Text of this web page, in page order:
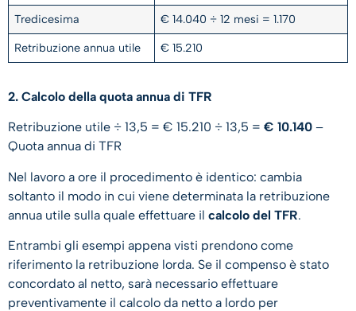
Tredicesima
€ 14.040 ÷ 12 mesi = 1.170
Retribuzione annua utile
€ 15.210
2. Calcolo della quota annua di TFR
Retribuzione utile ÷ 13,5 = € 15.210 ÷ 13,5 = € 10.140 –
Quota annua di TFR
Nel lavoro a ore il procedimento è identico: cambia
soltanto il modo in cui viene determinata la retribuzione
annua utile sulla quale effettuare il calcolo del TFR.
Entrambi gli esempi appena visti prendono come
riferimento la retribuzione lorda. Se il compenso è stato
concordato al netto, sarà necessario effettuare
preventivamente il calcolo da netto a lordo per